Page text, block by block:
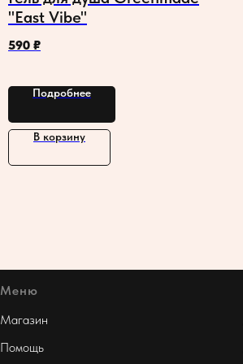
"East Vibe"
590 ₽
Подробнее
В корзину
Меню
Магазин
Помощь